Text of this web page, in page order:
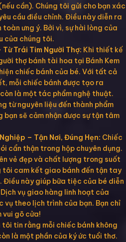
cần). Chúng tôi gửi cho bạn xác
cầu điều chỉnh. Điều này diễn ra
ưng ý. Bởi vì, sự hài lòng của
của chúng tôi.
Từ Trái Tim Người Thợ: Khi thiết kế
thợ bánh tài hoa tại Bánh Kem
chiếc bánh của bé. Với tất cả
mỗi chiếc bánh được tạo ra
là một tác phẩm nghệ thuật.
từ nguyên liệu đến thành phẩm
sẽ cảm nhận được sự tận tâm
– Tận Nơi, Đúng Hẹn: Chiếc
cẩn thận trong hộp chuyên dụng.
vẻ đẹp và chất lượng trong suốt
tôi cam kết giao bánh đến tận tay
Điều này giúp bữa tiệc của bé diễn
vụ giao hàng linh hoạt của
vụ theo lịch trình của bạn. Bạn chỉ
vui gõ cửa!
tôi tin rằng mỗi chiếc bánh không
là một phần của ký ức tuổi thơ.